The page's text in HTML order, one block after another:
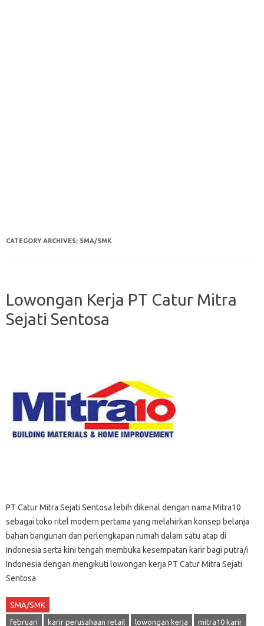
CATEGORY ARCHIVES: SMA/SMK
Lowongan Kerja PT Catur Mitra
Sejati Sentosa
PT Catur Mitra Sejati Sentosa lebih dikenal dengan nama Mitra10
sebagai toko ritel modern pertama yang melahirkan konsep belanja
bahan bangunan dan perlengkapan rumah dalam satu atap di
Indonesia serta kini tengah membuka kesempatan karir bagi putra/i
Indonesia dengan mengikuti lowongan kerja PT Catur Mitra Sejati
Sentosa
SMA/SMK
februari karir perusahaan retail lowongan kerja mitra10 karir